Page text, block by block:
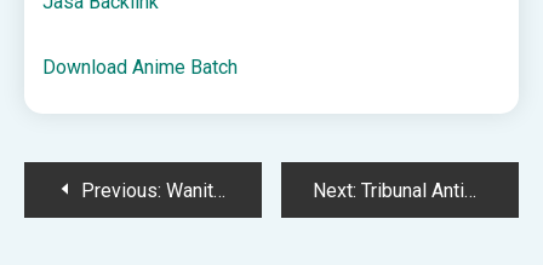
Download Anime Batch
PostPrevious: Wanita Ditahan Disyaki Tikam Suami Selepas Berlaku Pertengkaran Next: Tribunal Antibuli Pertama Di Dunia Bukti Kerajaan MADANI Serius Tangani Buli- Azalina